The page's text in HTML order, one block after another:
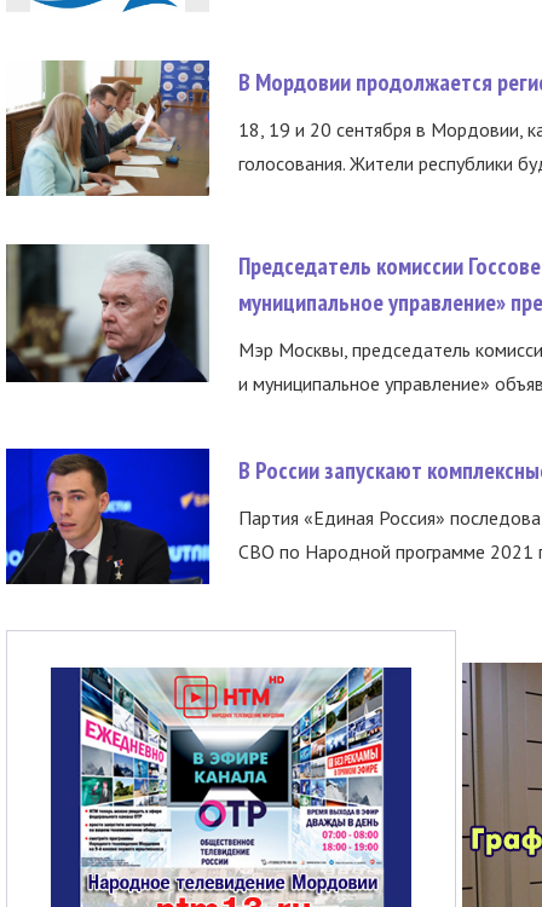
В Мордовии продолжается
18, 19 и 20 сентября в Мордовии,
голосования. Жители республики
Председатель комиссии
муниципальное управление»
Мэр Москвы, председатель
и муниципальное управление»
В России запускают
Партия «Единая Россия»
СВО по Народной программе 2021